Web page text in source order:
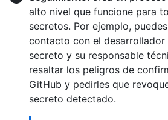
alto nivel que funcione para
secretos. Por ejemplo,
contacto con el
secreto y su responsable
resaltar los peligros de
GitHub y pedirles que
secreto detectado.